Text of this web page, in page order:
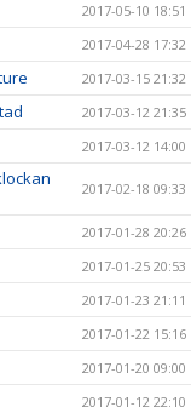
2017-05-10 18:51
2017-04-28 17:32
2017-03-15 21:32
2017-03-12 21:35
2017-03-12 14:00
2017-02-18 09:33
2017-01-28 20:26
2017-01-25 20:53
2017-01-23 21:11
2017-01-22 15:16
2017-01-20 09:00
2017-01-12 22:10